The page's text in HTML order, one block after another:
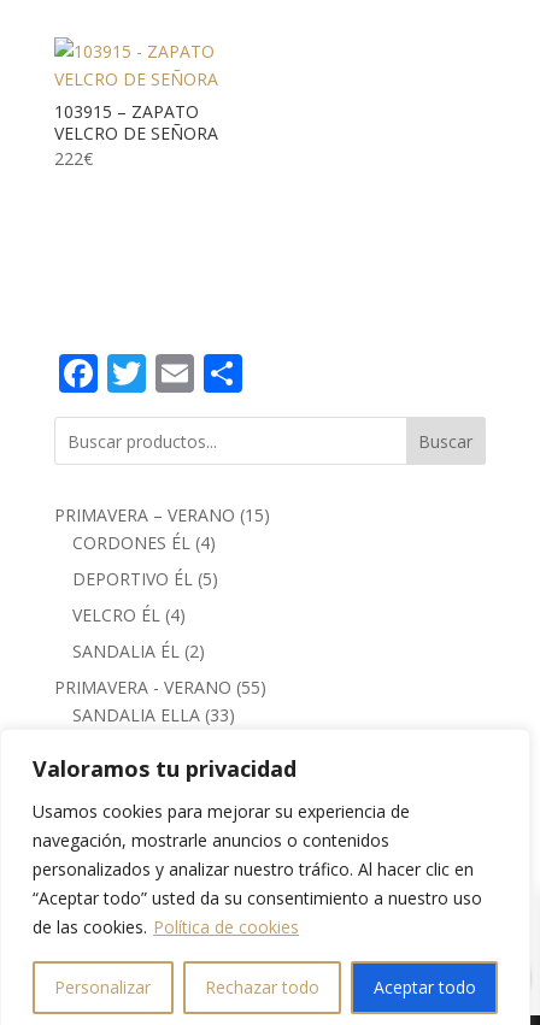
Valoramos tu privacidad
Usamos cookies para mejorar su experiencia de
navegación, mostrarle anuncios o contenidos
personalizados y analizar nuestro tráfico. Al hacer clic en
“Aceptar todo” usted da su consentimiento a nuestro uso
de las cookies. Política de cookies
Personalizar Rechazar todo Aceptar todo
103915 – ZAPATO
VELCRO DE SEÑORA
222€
Facebook
Twitter
EmailCompartir
Buscar
PRIMAVERA – VERANO 1515
CORDONES ÉL 44
productos
DEPORTIVO ÉL 55
VELCRO ÉL 44
productos
SANDALIA ÉL 22
productos
PRIMAVERA - VERANO 5555
SANDALIA ELLA 3333
productos
DEPORTIVO ELLA
productos
MERCEDITAS ELLA 22
productos
VELCRO ELLA 11
producto
PODARTIS ÉL / PIÉ DIABÉTICO 1515
PODARTIS ELLA / PIÉ DIABÉTICO
productos